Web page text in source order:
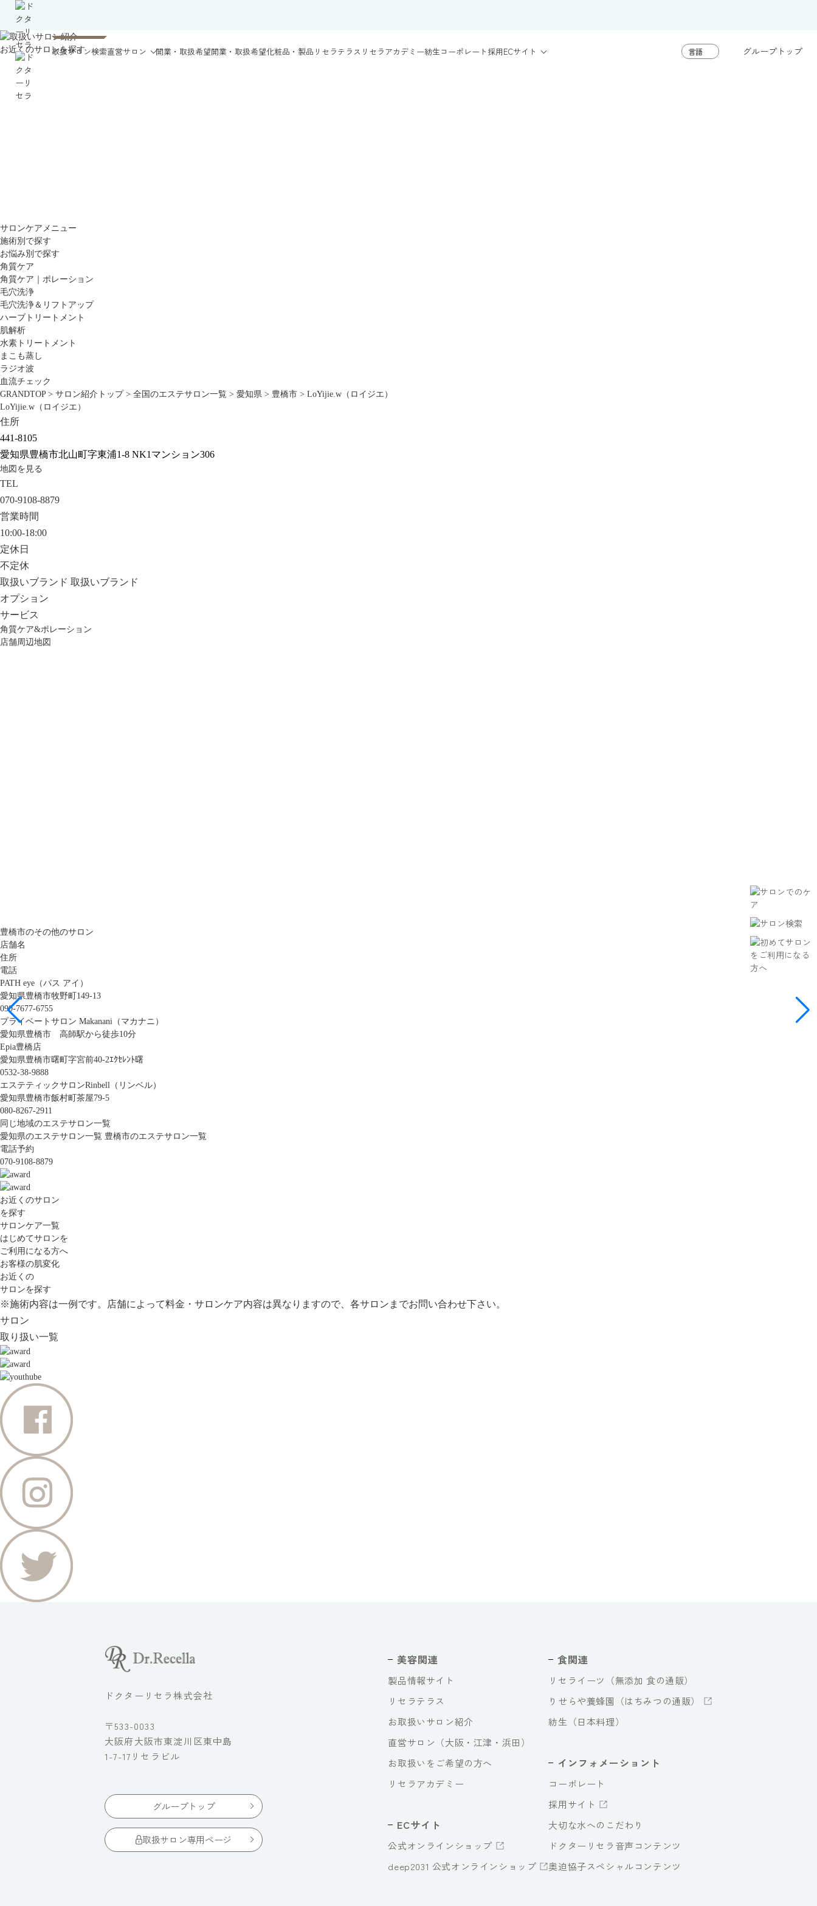
取扱サロン検索直営サロン 開業・取扱希望開業・取扱希望化粧品・製品 リセラテラス リセラアカデミー紡生コーポレート採用ECサイト グループトップ
お近くのサロンを探す
サロンケアメニュー
施術別で探す
お悩み別で探す
角質ケア
角質ケア｜ポレーション
毛穴洗浄
毛穴洗浄＆リフトアップ
ハーブトリートメント
肌解析
水素トリートメント
まこも蒸し
ラジオ波
血流チェック
GRANDTOP > サロン紹介トップ > 全国のエステサロン一覧 > 愛知県 > 豊橋市 > LoYijie.w（ロイジエ）
LoYijie.w（ロイジエ）
住所
441-8105
愛知県豊橋市北山町字東浦1-8 NK1マンション306
地図を見る
TEL
070-9108-8879
営業時間
10:00-18:00
定休日
不定休
取扱いブランド 取扱いブランド
オプション
サービス
角質ケア&ポレーション
店舗周辺地図
豊橋市のその他のサロン
店舗名
住所
電話
PATH eye（パス アイ）
愛知県豊橋市牧野町149-13
090-7677-6755
プライベートサロン Makanani（マカナニ）
愛知県豊橋市 高師駅から徒歩10分
Epia豊橋店
愛知県豊橋市曙町字宮前40-2ｴｸｾﾚﾝﾄ曙
0532-38-9888
エステティックサロンRinbell（リンベル）
愛知県豊橋市飯村町茶屋79-5
080-8267-2911
同じ地域のエステサロン一覧
愛知県のエステサロン一覧 豊橋市のエステサロン一覧
電話予約
070-9108-8879
お近くのサロン
を探す
サロンケア一覧
はじめてサロンを
ご利用になる方へ
お客様の肌変化
お近くの
サロンを探す
※施術内容は一例です。店舗によって料金・サロンケア内容は異なりますので、各サロンまでお問い合わせ下さい。
サロン
取り扱い一覧
ドクターリセラ株式会社
〒533-0033
大阪府大阪市東淀川区東中島
1-7-17リセラビル
グループトップ
取扱サロン専用ページ
美容関連
製品情報サイト
リセラテラス
お取扱いサロン紹介
直営サロン（大阪・江津・浜田）
お取扱いをご希望の方へ
リセラアカデミー
ECサイト
公式オンラインショップ
deep2031 公式オンラインショップ
食関連
リセライーツ（無添加 食の通販）
りせらや養蜂園（はちみつの通販）
紡生（日本料理）
インフォメーショント
コーポレート
採用サイト
大切な水へのこだわり
ドクターリセラ音声コンテンツ
奥迫協子スペシャルコンテンツ